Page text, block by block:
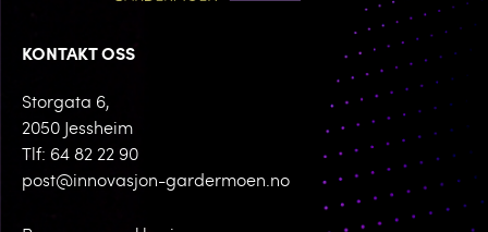
KONTAKT OSS
Storgata 6,
2050 Jessheim
Tlf: 64 82 22 90
post@innovasjon-gardermoen.no